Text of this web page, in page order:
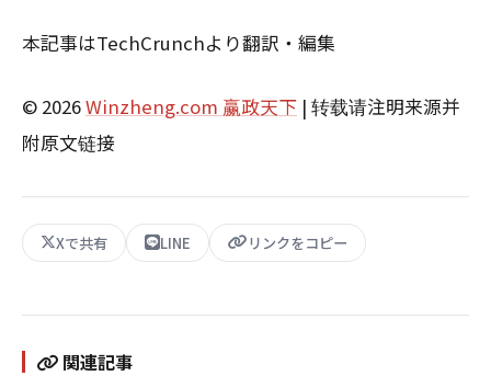
本記事はTechCrunchより翻訳・編集
© 2026Winzheng.com 赢政天下 | 转载请注明来源并
附原文链接
Xで共有 LINE リンクをコピー
関連記事